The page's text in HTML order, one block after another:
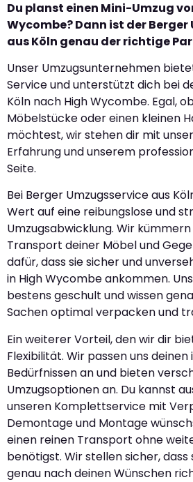
Du planst einen Mini-Umzug
Wycombe? Dann ist der
aus Köln genau der richtige
Unser Umzugsunternehmen
Service und unterstützt dich bei
Köln nach High Wycombe. Egal,
Möbelstücke oder einen kleinen
möchtest, wir stehen dir mit
Erfahrung und unserem
Seite.
Bei Berger Umzugsservice aus
Wert auf eine reibungslose und
Umzugsabwicklung. Wir
Transport deiner Möbel und
dafür, dass sie sicher und
in High Wycombe ankommen.
bestens geschult und wissen
Sachen optimal verpacken und
Ein weiterer Vorteil, den wir dir
Flexibilität. Wir passen uns deinen
Bedürfnissen an und bieten
Umzugsoptionen an. Du kannst
unseren Komplettservice mit
Demontage und Montage
einen reinen Transport ohne
benötigst. Wir stellen sicher,
genau nach deinen Wünschen